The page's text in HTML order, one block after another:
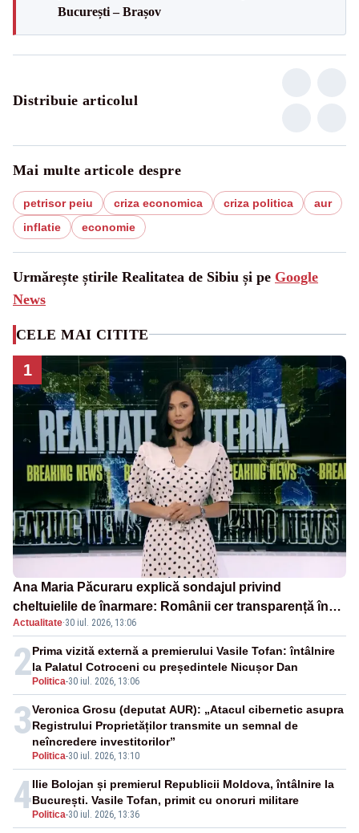
București – Brașov
Distribuie articolul
Mai multe articole despre
petrisor peiu criza economica criza politica
aur
inflatie
economie
Urmărește știrile Realitatea de Sibiu și pe Google
News
CELE MAI CITITE
1
Ana Maria Păcuraru explică sondajul privind
cheltuielile de înarmare: Românii cer transparență în
achiziții și un echilibru între partenerii externi
Actualitate·30 iul. 2026, 13:06
2 Politica-30 iul. 2026, 13:06
Prima vizită externă a premierului Vasile Tofan: întâlnire
la Palatul Cotroceni cu președintele Nicușor Dan
3
Politica-30 iul. 2026, 13:10
Veronica Grosu (deputat AUR): „Atacul cibernetic asupra
Registrului Proprietăților transmite un semnal de
neîncredere investitorilor”
4 Politica-30 iul. 2026, 13:36
Ilie Bolojan și premierul Republicii Moldova, întâlnire la
București. Vasile Tofan, primit cu onoruri militare